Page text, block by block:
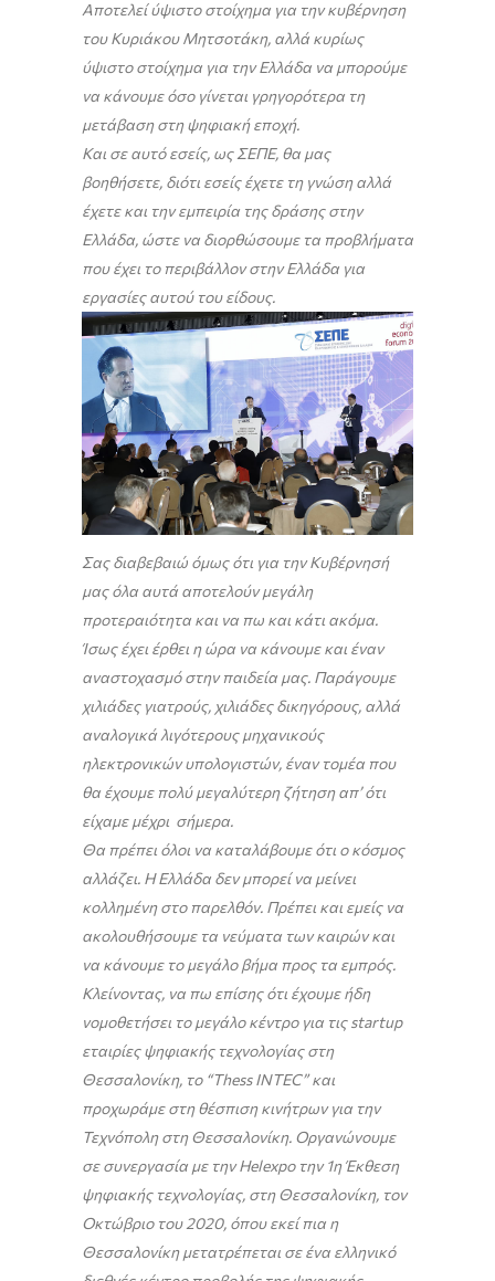
Αποτελεί ύψιστο στοίχημα για την κυβέρνηση
του Κυριάκου Μητσοτάκη, αλλά κυρίως
ύψιστο στοίχημα για την Ελλάδα να μπορούμε
να κάνουμε όσο γίνεται γρηγορότερα τη
μετάβαση στη ψηφιακή εποχή.
Και σε αυτό εσείς, ως ΣΕΠΕ, θα μας
βοηθήσετε, διότι εσείς έχετε τη γνώση αλλά
έχετε και την εμπειρία της δράσης στην
Ελλάδα, ώστε να διορθώσουμε τα προβλήματα
που έχει το περιβάλλον στην Ελλάδα για
εργασίες αυτού του είδους.
Σας διαβεβαιώ όμως ότι για την Κυβέρνησή
μας όλα αυτά αποτελούν μεγάλη
προτεραιότητα και να πω και κάτι ακόμα.
Ίσως έχει έρθει η ώρα να κάνουμε και έναν
αναστοχασμό στην παιδεία μας. Παράγουμε
χιλιάδες γιατρούς, χιλιάδες δικηγόρους, αλλά
αναλογικά λιγότερους μηχανικούς
ηλεκτρονικών υπολογιστών, έναν τομέα που
θα έχουμε πολύ μεγαλύτερη ζήτηση απ’ ότι
είχαμε μέχρι σήμερα.
Θα πρέπει όλοι να καταλάβουμε ότι ο κόσμος
αλλάζει. Η Ελλάδα δεν μπορεί να μείνει
κολλημένη στο παρελθόν. Πρέπει και εμείς να
ακολουθήσουμε τα νεύματα των καιρών και
να κάνουμε το μεγάλο βήμα προς τα εμπρός.
Κλείνοντας, να πω επίσης ότι έχουμε ήδη
νομοθετήσει το μεγάλο κέντρο για τις startup
εταιρίες ψηφιακής τεχνολογίας στη
Θεσσαλονίκη, το “Thess INTEC” και
προχωράμε στη θέσπιση κινήτρων για την
Τεχνόπολη στη Θεσσαλονίκη. Οργανώνουμε
σε συνεργασία με την Helexpo την 1η Έκθεση
ψηφιακής τεχνολογίας, στη Θεσσαλονίκη, τον
Οκτώβριο του 2020, όπου εκεί πια η
Θεσσαλονίκη μετατρέπεται σε ένα ελληνικό